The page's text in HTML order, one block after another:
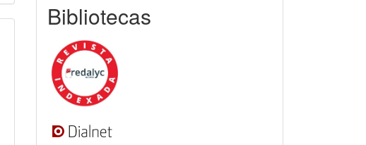
Bibliotecas